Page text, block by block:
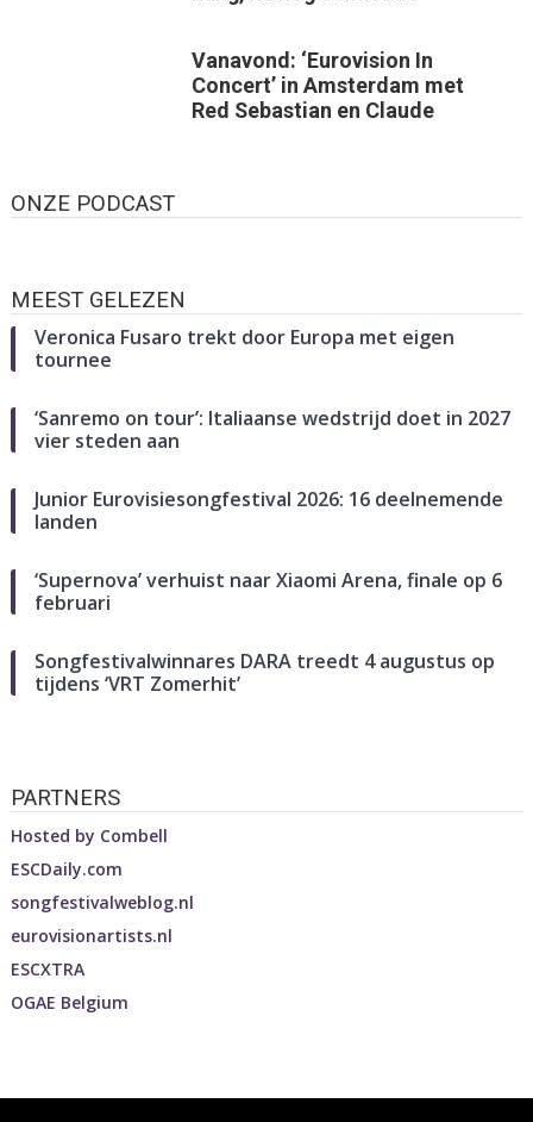
Vanavond: ‘Eurovision In
Concert’ in Amsterdam met
Red Sebastian en Claude
ONZE PODCAST
MEEST GELEZEN
Veronica Fusaro trekt door Europa met eigen
tournee
‘Sanremo on tour’: Italiaanse wedstrijd doet in 2027
vier steden aan
Junior Eurovisiesongfestival 2026: 16 deelnemende
landen
‘Supernova’ verhuist naar Xiaomi Arena, finale op 6
februari
Songfestivalwinnares DARA treedt 4 augustus op
tijdens ‘VRT Zomerhit’
PARTNERS
Hosted by Combell
ESCDaily.com
songfestivalweblog.nl
eurovisionartists.nl
ESCXTRA
OGAE Belgium